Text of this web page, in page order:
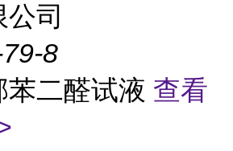
司
8
苯二醛试液 查看